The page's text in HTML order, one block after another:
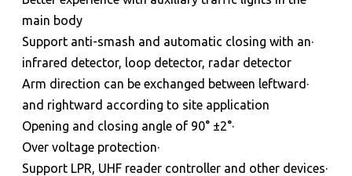
main body
·Support anti-smash and automatic closing with an
infrared detector, loop detector, radar detector
·Arm direction can be exchanged between leftward
and rightward according to site application
·Opening and closing angle of 90° ±2°
·Over voltage protection
·Support LPR, UHF reader controller and other devices